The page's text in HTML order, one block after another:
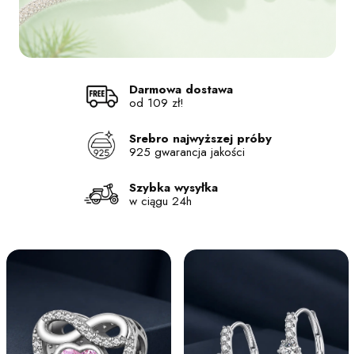
Darmowa dostawa
od 109 zł!
Srebro najwyższej próby
925 gwarancja jakości
Szybka wysyłka
w ciągu 24h